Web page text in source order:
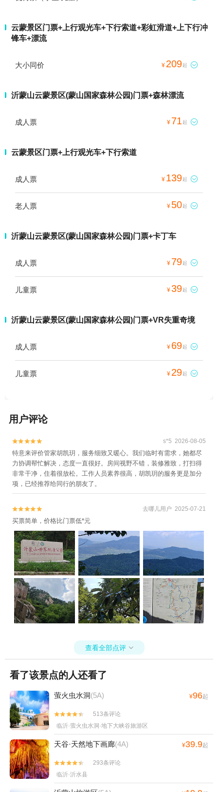
云蒙景区门票+上行观光车+下行索道+彩虹滑道+上下行冲
锋车+漂流
大小同价 ¥ 209起 
沂蒙山云蒙景区(蒙山国家森林公园)门票+森林漂流
成人票 ¥ 71 起 
云蒙景区门票+上行观光车+下行索道
成人票 ¥ 139起 
老人票 ¥ 50起 
沂蒙山云蒙景区(蒙山国家森林公园)门票+卡丁车
成人票 ¥ 79起 
儿童票 ¥39起 
沂蒙山云蒙景区(蒙山国家森林公园)门票+VR失重奇境
成人票 ¥ 69起 
儿童票 ¥ 29起 
用户评论

 s*5 2026-08-05
特意来评价管家胡凯玥，服务细致又暖心。我们临时有需求，她都尽
力协调帮忙解决，态度一直很好。房间视野不错，装修雅致，打扫得
非常干净，住着很放松。工作人员素养很高，胡凯玥的服务更是加分
项，已经推荐给同行的朋友了。

 去哪儿用户 2025-07-21
买票简单，价格比门票低*元
查看全部点评 
看了该景点的人还看了
萤火虫水洞(5A) ¥96起


513条评论
临沂·萤火虫水洞·地下大峡谷旅游区
天谷·天然地下画廊(4A) ¥39.9起


293条评论
临沂·沂水县